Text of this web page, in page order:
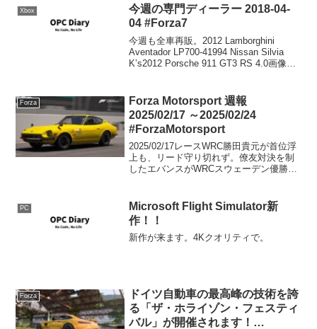
Xbox
今週の専門ディーラー 2018-04-
04 #Forza7
今週も全車再販。2012 Lamborghini
Aventador LP700-41994 Nissan Silvia
K’s2012 Porsche 911 GT3 RS 4.0画像は
Forza
Forza Motorsport 週報
2025/02/17 ～2025/02/24
#ForzaMotorsport
2025/02/17レースWRC勝田貴元が首位浮
上も、リード守り切れず。僚友対決を制
したエバンスがWRCスウェーデン優勝
2戦ラリー・スウェー...
PC
Microsoft Flight Simulator新
作！！
新作が来ます。4Kクオリティで。
Forza
ドイツ自動車の最高峰の技術を誇
る「ザ・ホライゾン・フェスティ
バル」が開催されます！